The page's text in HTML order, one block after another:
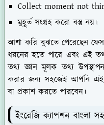
Collect moment not
মুহূর্ত সংগ্রহ করো বস্তু নয়।
আশা করি বুঝতে পেরেছেন
ধরনের হতে পারে এবং এই
তথ্য জ্ঞান মূলক তথ্য
করার জন্য সহজেই আপনি এই
বা প্রকাশ করতে পারবেন।
ইংরেজি ক্যাপশন বাংলা